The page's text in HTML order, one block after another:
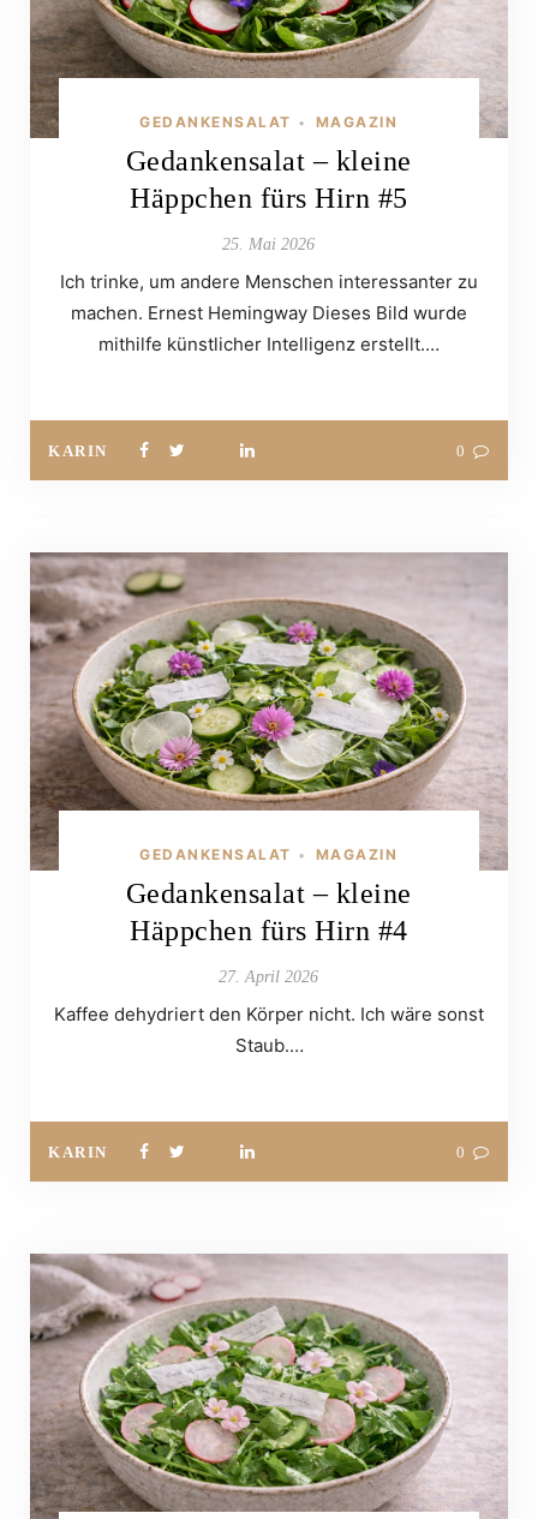
GEDANKENSALAT • MAGAZIN
Gedankensalat – kleine
Häppchen fürs Hirn #5
25. Mai 2026
Ich trinke, um andere Menschen interessanter zu
machen. Ernest Hemingway Dieses Bild wurde
mithilfe künstlicher Intelligenz erstellt.…
KARIN 0
GEDANKENSALAT • MAGAZIN
Gedankensalat – kleine
Häppchen fürs Hirn #4
27. April 2026
Kaffee dehydriert den Körper nicht. Ich wäre sonst
Staub.…
KARIN 0